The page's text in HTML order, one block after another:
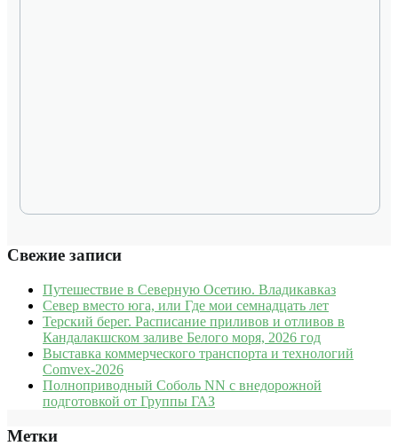
Свежие записи
Путешествие в Северную Осетию. Владикавказ
Север вместо юга, или Где мои семнадцать лет
Терский берег. Расписание приливов и отливов в
Кандалакшском заливе Белого моря, 2026 год
Выставка коммерческого транспорта и технологий
Comvex-2026
Полноприводный Соболь NN с внедорожной
подготовкой от Группы ГАЗ
Метки